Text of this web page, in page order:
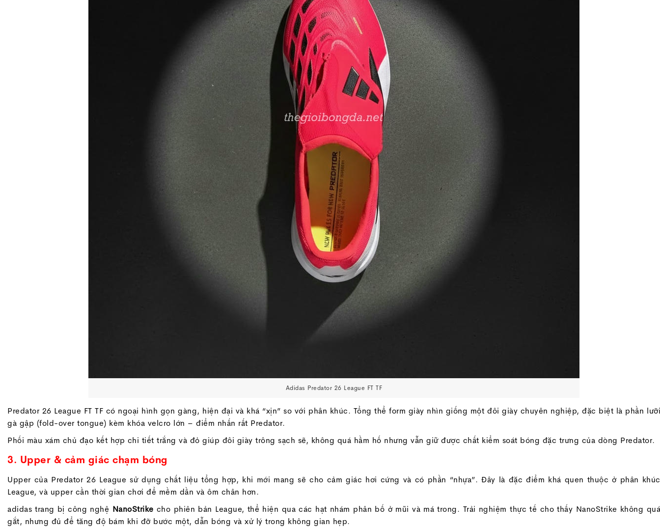
Adidas Predator 26 League FT TF
Predator 26 League FT TF có ngoại hình gọn gàng, hiện đại và khá “xịn” so với phân khúc. Tổng thể form giày nhìn giống một đôi giày chuyên nghiệp, đặc biệt là phần lưỡi
gà gập (fold-over tongue) kèm khóa velcro lớn – điểm nhấn rất Predator.
Phối màu xám chủ đạo kết hợp chi tiết trắng và đỏ giúp đôi giày trông sạch sẽ, không quá hầm hố nhưng vẫn giữ được chất kiểm soát bóng đặc trưng của dòng Predator.
3. Upper & cảm giác chạm bóng
Upper của Predator 26 League sử dụng chất liệu tổng hợp, khi mới mang sẽ cho cảm giác hơi cứng và có phần “nhựa”. Đây là đặc điểm khá quen thuộc ở phân khúc
League, và upper cần thời gian chơi để mềm dần và ôm chân hơn.
adidas trang bị công nghệ NanoStrike cho phiên bản League, thể hiện qua các hạt nhám phân bố ở mũi và má trong. Trải nghiệm thực tế cho thấy NanoStrike không
gắt, nhưng đủ để tăng độ bám khi đỡ bước một, dẫn bóng và xử lý trong không gian hẹp.